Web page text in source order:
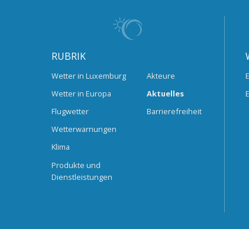
RUBRIK
Wetter in Luxemburg
Wetter in Europa
Flugwetter
Wetterwarnungen
Klima
Produkte und
Dienstleistungen
Akteure
Aktuelles
Barrierefreiheit